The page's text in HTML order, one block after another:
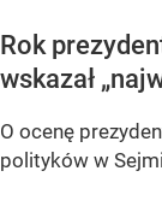
Rok
wskazał
O ocenę
polityków w